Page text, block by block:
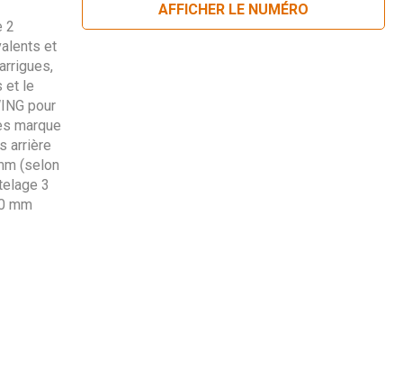
2
et
et le
pour
marque
arrière
(selon
3
mm
AFFICHER LE NUMÉRO